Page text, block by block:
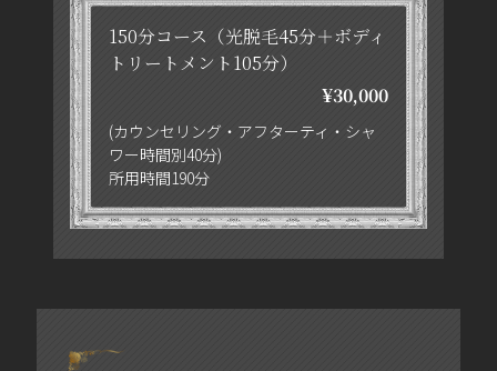
150分コース（光脱毛45分＋ボディ
トリートメント105分）
¥30,000
(カウンセリング・アフターティ・シャ
ワー時間別40分)
所用時間190分